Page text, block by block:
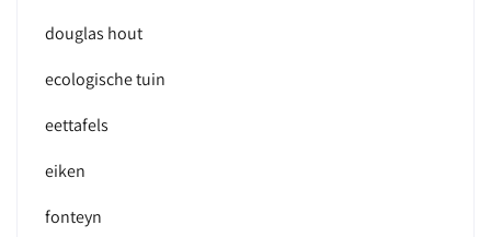
douglas hout
ecologische tuin
eettafels
eiken
fonteyn